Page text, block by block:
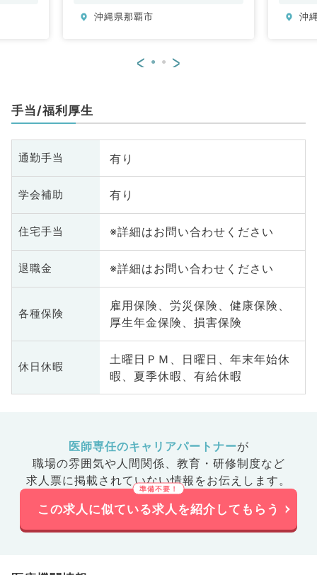
沖縄県那覇市 沖
< >
手当/福利厚生
通勤手当 有り
学会補助 有り
住宅手当 ※詳細はお問い合わせください
退職金 ※詳細はお問い合わせください
各種保険
雇用保険、労災保険、健康保険、
厚生年金保険、損害保険
休日休暇
土曜日ＰＭ、日曜日、年末年始休
暇、夏季休暇、有給休暇
医師専任のキャリアパートナーが
職場の雰囲気や人間関係、 教育・研修制度など
求人票に掲載されていない情報をお伝えします。
この求人に似ている求人を紹介してもらう